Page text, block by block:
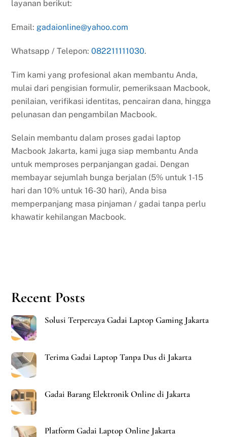
layanan berikut:
Email: gadaionline@yahoo.com
Whatsapp / Telepon:082211111030.
Tim kami yang profesional akan membantu Anda,
mulai dari pengisian formulir, pemeriksaan Macbook,
penilaian, verifikasi identitas, pencairan dana, hingga
pelunasan dan pengambilan Macbook.
Selain membantu dalam proses gadai laptop
Macbook Jakarta, kami juga siap membantu Anda
untuk memproses perpanjangan gadai. Dengan
membayar sejumlah bunga berjalan (5% untuk 1-15
hari dan 10% untuk 16-30 hari), Anda bisa
memperpanjang masa pinjaman / gadai tanpa perlu
khawatir kehilangan Macbook.
Recent Posts
Solusi Terpercaya Gadai Laptop Gaming Jakarta
Terima Gadai Laptop Tanpa Dus di Jakarta
Gadai Barang Elektronik Online di Jakarta
Platform Gadai Laptop Online Jakarta